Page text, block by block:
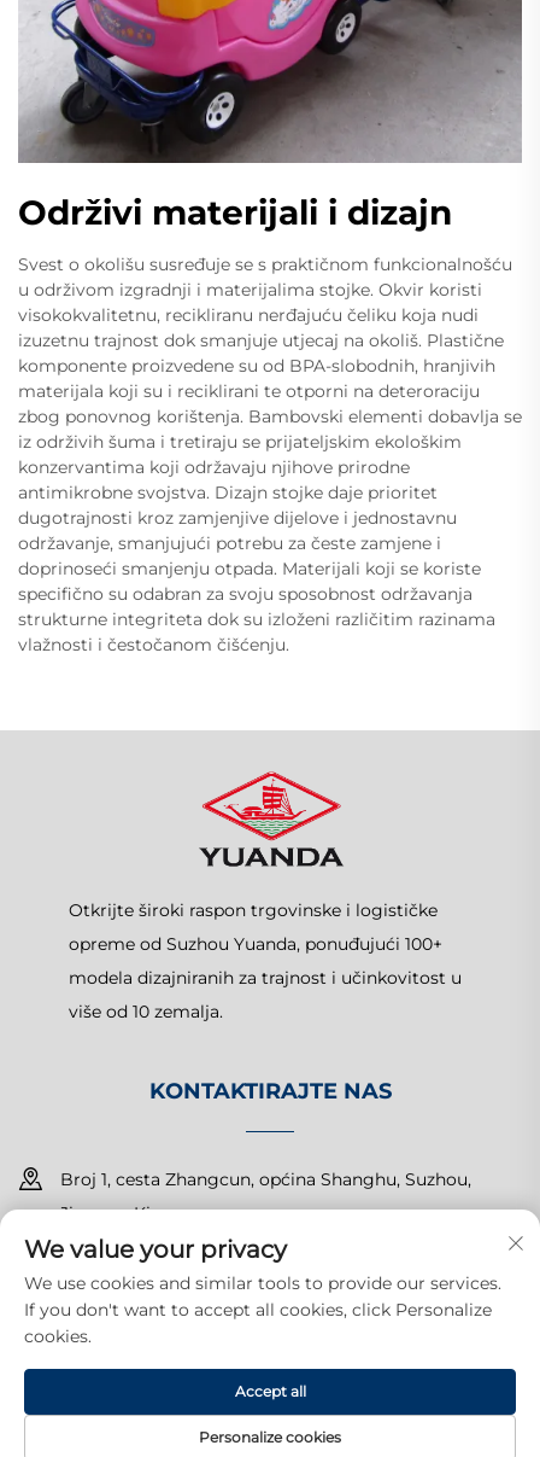
Održivi materijali i dizajn
Svest o okolišu susređuje se s praktičnom funkcionalnošću
u održivom izgradnji i materijalima stojke. Okvir koristi
visokokvalitetnu, recikliranu nerđajuću čeliku koja nudi
izuzetnu trajnost dok smanjuje utjecaj na okoliš. Plastične
komponente proizvedene su od BPA-slobodnih, hranjivih
materijala koji su i reciklirani te otporni na deteroraciju
zbog ponovnog korištenja. Bambovski elementi dobavlja se
iz održivih šuma i tretiraju se prijateljskim ekološkim
konzervantima koji održavaju njihove prirodne
antimikrobne svojstva. Dizajn stojke daje prioritet
dugotrajnosti kroz zamjenjive dijelove i jednostavnu
održavanje, smanjujući potrebu za česte zamjene i
doprinoseći smanjenju otpada. Materijali koji se koriste
specifično su odabran za svoju sposobnost održavanja
strukturne integriteta dok su izloženi različitim razinama
vlažnosti i čestočanom čišćenju.
Otkrijte široki raspon trgovinske i logističke
opreme od Suzhou Yuanda, ponuđujući 100+
modela dizajniranih za trajnost i učinkovitost u
više od 10 zemalja.
KONTAKTIRAJTE NAS
Broj 1, cesta Zhangcun, općina Shanghu, Suzhou,
Jiangsu, Kina
+86-15150179453
[email protected]
Autorska prava © 2025 Suzhou Yuanda Commercial Products
Co., Ltd. Sva prava pridržana. Politika privatnosti
We value your privacy
We use cookies and similar tools to provide our services.
If you don't want to accept all cookies, click Personalize
cookies.
Personalize cookies
Accept all